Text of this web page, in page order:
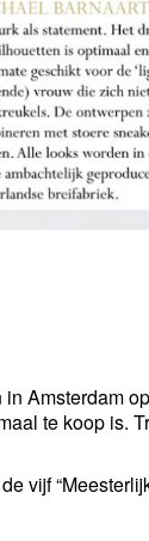
Amsterdam
te koop is.
vijf